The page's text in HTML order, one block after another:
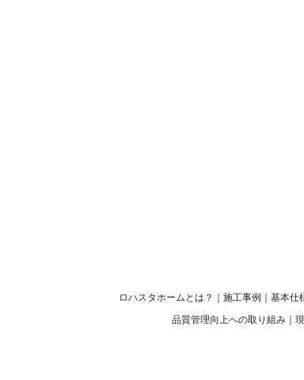
ロハスタホームとは？ 施工事例 基本仕
品質管理向上への取り組み